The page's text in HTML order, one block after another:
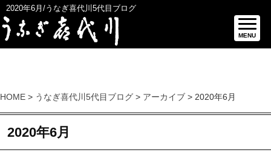
2020年6月/うなぎ喜代川5代目ブログ
MENU
HOME > うなぎ喜代川5代目ブログ > アーカイブ > 2020年6月
2020年6月